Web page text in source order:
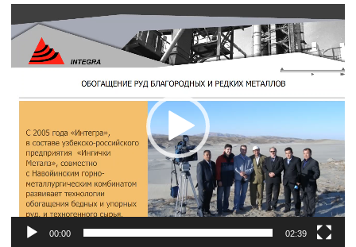
00:00 02:39